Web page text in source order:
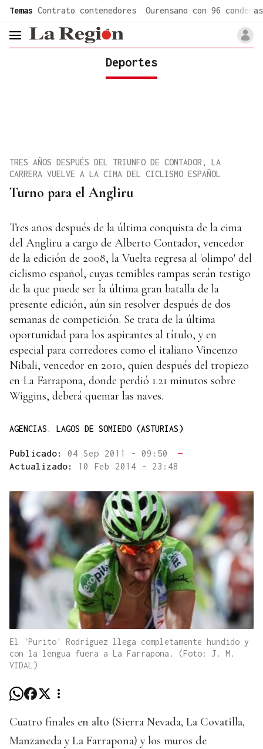
Temas Contrato contenedores Ourensano con 96 condenas
header.menu.open
Deportes
Turno para el Angliru
TRES AÑOS DESPUÉS DEL TRIUNFO DE CONTADOR, LA
CARRERA VUELVE A LA CIMA DEL CICLISMO ESPAÑOL
Tres años después de la última conquista de la cima
del Angliru a cargo de Alberto Contador, vencedor
de la edición de 2008, la Vuelta regresa al 'olimpo' del
ciclismo español, cuyas temibles rampas serán testigo
de la que puede ser la última gran batalla de la
presente edición, aún sin resolver después de dos
semanas de competición. Se trata de la última
oportunidad para los aspirantes al título, y en
especial para corredores como el italiano Vincenzo
Nibali, vencedor en 2010, quien después del tropiezo
en La Farrapona, donde perdió 1.21 minutos sobre
Wiggins, deberá quemar las naves.
AGENCIAS. LAGOS DE SOMIEDO (ASTURIAS)
Publicado: 04 Sep 2011 - 09:50
—
Actualizado: 10 Feb 2014 - 23:48
El 'Purito' Rodríguez llega completamente hundido y
con la lengua fuera a La Farrapona. (Foto: J. M.
VIDAL)
Cuatro finales en alto (Sierra Nevada, La Covatilla,
Manzaneda y La Farrapona) y los muros de